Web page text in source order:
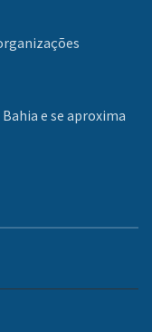
e se aproxima